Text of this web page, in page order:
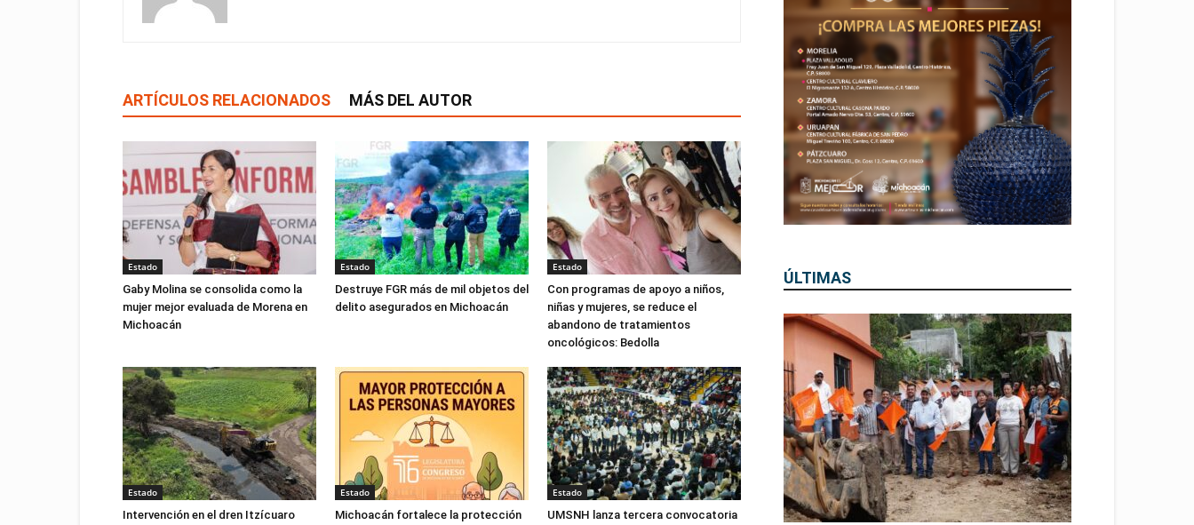
ARTÍCULOS RELACIONADOS MÁS DEL AUTOR
Estado
Gaby Molina se consolida como la
mujer mejor evaluada de Morena en
Michoacán
Estado
Destruye FGR más de mil objetos del
delito asegurados en Michoacán
Estado
Con programas de apoyo a niños,
niñas y mujeres, se reduce el
abandono de tratamientos
oncológicos: Bedolla
Estado
Intervención en el dren Itzícuaro
Estado
Michoacán fortalece la protección
Estado
UMSNH lanza tercera convocatoria
ÚLTIMAS